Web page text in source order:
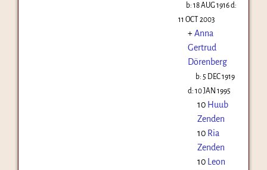
b:18 AUG 1916d:
11 OCT 2003
+Anna
Gertrud
Dörenberg
b: 5 DEC 1919
d: 10 JAN 1995
10 Huub
Zenden
10 Ria
Zenden
10 Leon